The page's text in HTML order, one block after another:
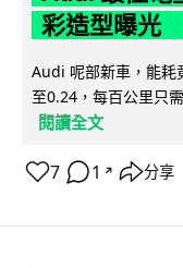
彩造型曝光
Audi 呢部新車，能耗
至0.24，每百公里只
閱讀全文
7 1 ↗ 分享